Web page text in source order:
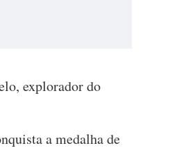
explorador do
a medalha de